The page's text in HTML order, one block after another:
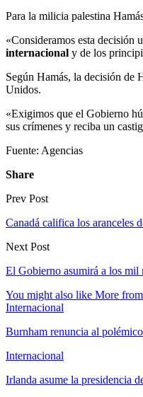
Para la milicia palestina
«Consideramos esta decisión
internacional y de los
Según Hamás, la decisión de
Unidos.
«Exigimos que el Gobierno
sus crímenes y reciba un
Fuente: Agencias
Share
Prev Post
Canadá califica los aranceles
Next Post
El Gobierno asumirá a los mil
You might also like More
Internacional
Burnham renuncia al
Internacional
Irlanda asume la presidencia